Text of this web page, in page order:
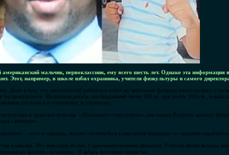
мальчик, первоклассник, ему всего шесть лет. Однако эта
Этот, например, в школе избил охранника, учителя физкультуры и самого
Дело в том, что шестилетний ребёнок в ответ на замечание физрука напал на него и
правую ногу. Маленькая деталь: пострадавший весит 100 кг. при росте 180 см., а
досталось и охраннику, и директору.
и правовая помощь. «Маленького террориста», как назвал Родриго адвокат
«ангелом».
– того и глядишь, можно столкнуться в школьном коридоре со скрытым
в школах. Вот вам один из них с противоположным финалом. Учитель физкультуры,
на крючок «остывать». И забыл, вспомнил через час.